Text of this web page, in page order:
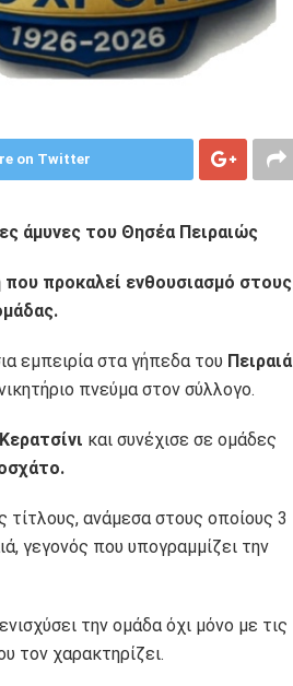
on Twitter
άμυνες του Θησέα Πειραιώς
προκαλεί ενθουσιασμό στους
εμπειρία στα γήπεδα του Πειραιά
πνεύμα στον σύλλογο.
Κερατσίνι και συνέχισε σε ομάδες
τίτλους, ανάμεσα στους οποίους 3
γεγονός που υπογραμμίζει την
την ομάδα όχι μόνο με τις
τον χαρακτηρίζει.